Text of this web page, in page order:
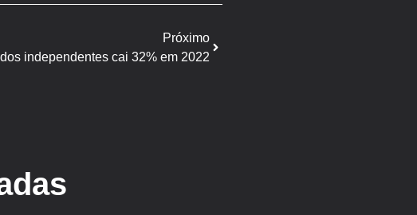
Próximo
independentes cai 32% em 2022